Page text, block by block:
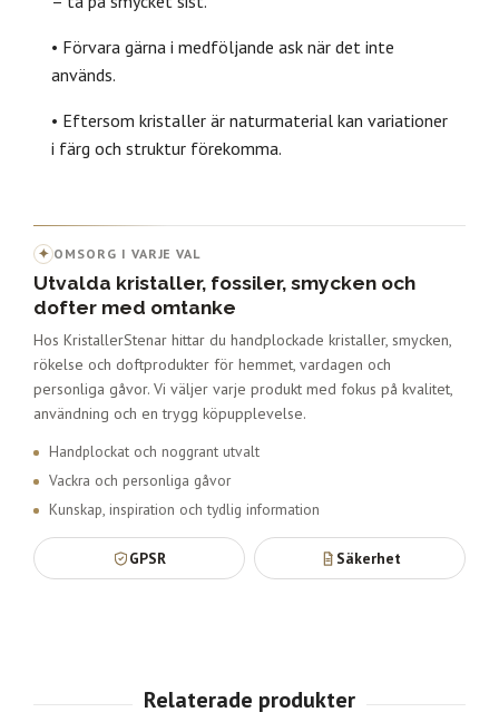
• Förvara gärna i medföljande ask när det inte
används.
• Eftersom kristaller är naturmaterial kan variationer
i färg och struktur förekomma.
✦ OMSORG I VARJE VAL
Utvalda kristaller, fossiler, smycken och
dofter med omtanke
Hos KristallerStenar hittar du handplockade kristaller, smycken,
rökelse och doftprodukter för hemmet, vardagen och
personliga gåvor. Vi väljer varje produkt med fokus på kvalitet,
användning och en trygg köpupplevelse.
Handplockat och noggrant utvalt
Vackra och personliga gåvor
Kunskap, inspiration och tydlig information
GPSR Säkerhet